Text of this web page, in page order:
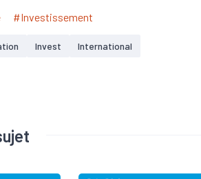
#Investissement
Invest International